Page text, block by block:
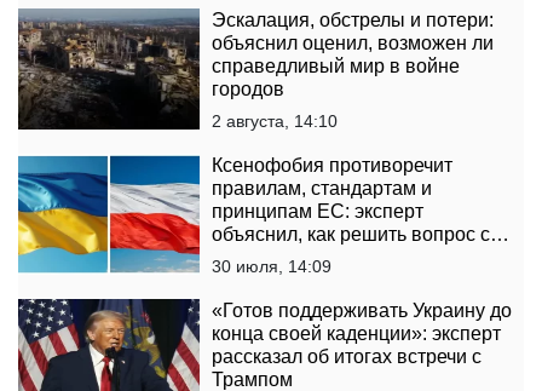
Эскалация, обстрелы и потери:
объяснил оценил, возможен ли
справедливый мир в войне
городов
2 августа, 14:10
Ксенофобия противоречит
правилам, стандартам и
принципам ЕС: эксперт
объяснил, как решить вопрос с
нападениями на украинцев в
Польше
30 июля, 14:09
«Готов поддерживать Украину до
конца своей каденции»: эксперт
рассказал об итогах встречи с
Трампом